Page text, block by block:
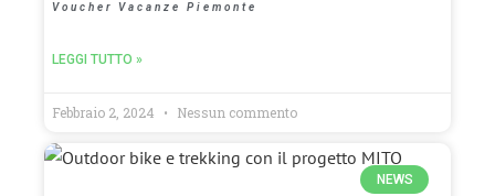
Voucher Vacanze Piemonte
LEGGI TUTTO »
Febbraio 2, 2024 Nessun commento
NEWS